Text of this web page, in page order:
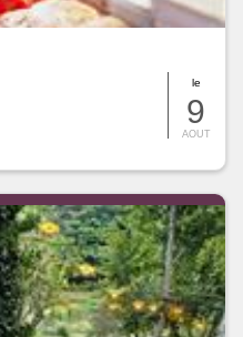
le
9
AOUT